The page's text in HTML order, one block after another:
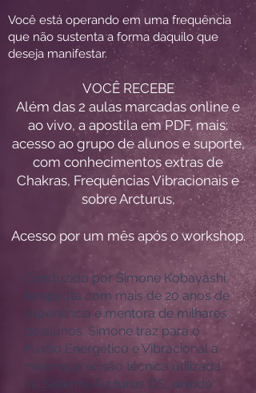
Você está operando em uma frequência
que não sustenta a forma daquilo que
deseja manifestar.
VOCÊ RECEBE
Além das 2 aulas marcadas online e
ao vivo, a apostila em PDF, mais:
acesso ao grupo de alunos e suporte,
com conhecimentos extras de
Chakras, Frequências Vibracionais e
sobre Arcturus,
Acesso por um mês após o workshop.
Conduzido por Simone Kobayashi,
terapeuta com mais de 20 anos de
experiência e mentora de milhares
de alunos. Simone traz para o
Puxão Energético e Vibracional a
mesma precisão técnica utilizada
no Sistema Arcturus OS, unindo